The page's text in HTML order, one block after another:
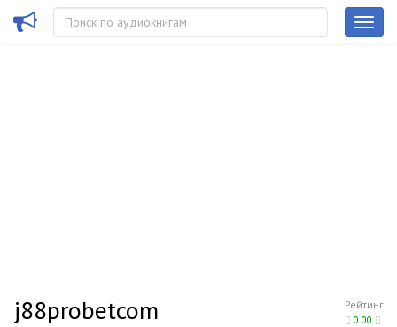
Рейтинг
0.00
j88probetcom